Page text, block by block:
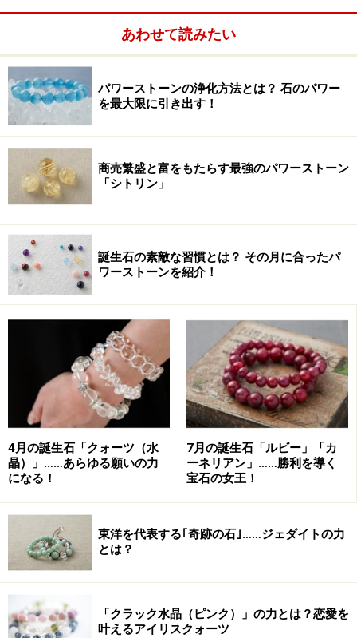
」でもご紹介している通り、「幸運を招く石」と呼ば
す。日本では古来より「瑠璃」と呼ばれていました。
危険を回避して強運を呼び込み、人生を正しい方へと導
いてくれる石です。
霊性を高めてくれる神秘の石「タンザナイ
ト」
ティファニーから広まった「タンザナイト」
3つめの12月の誕生石は「タンザナイト」。この青紫色
に輝く美しい石は、1967年にタンザニアのキリマンジャ
ロ山麓の高山で発見されました。アメリカのジュエリー
ブランド「ティファニー」がタンザナイトと名づけて
あわせて読みたい
パワーストーンの浄化方法とは？ 石のパワー
を最大限に引き出す！
商売繁盛と富をもたらす最強のパワーストーン
「シトリン」
誕生石の素敵な習慣とは？ その月に合ったパ
ワーストーンを紹介！
4月の誕生石「クォーツ（水
晶）」……あらゆる願いの力
になる！
7月の誕生石「ルビー」「カ
ーネリアン」……勝利を導く
宝石の女王！
東洋を代表する｢奇跡の石｣……ジェダイトの力
とは？
「クラック水晶（ピンク）」の力とは？恋愛を
叶えるアイリスクォーツ